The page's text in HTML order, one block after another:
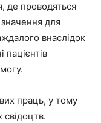
де проводяться
для
внаслідок
пацієнтів
праць, у тому
свідоцтв.